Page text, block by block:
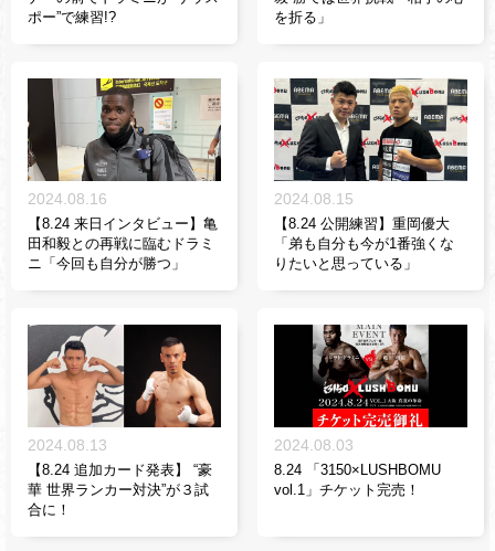
ポー”で練習!?
を折る」
2024.08.16
【8.24 来日インタビュー】亀
田和毅との再戦に臨むドラミ
ニ「今回も自分が勝つ」
2024.08.15
【8.24 公開練習】重岡優大
「弟も自分も今が1番強くな
りたいと思っている」
2024.08.13
【8.24 追加カード発表】 “豪
華 世界ランカー対決”が３試
合に！
2024.08.03
8.24 「3150×LUSHBOMU
vol.1」チケット完売！